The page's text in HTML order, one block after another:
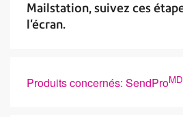
Mailstation, suivez ces
l'écran.
Produits concernés: SendProMD